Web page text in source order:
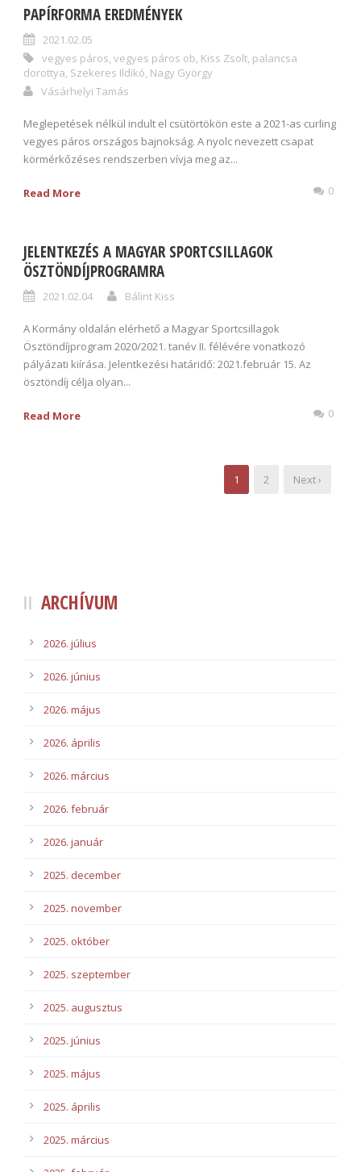
PAPÍRFORMA EREDMÉNYEK
2021.02.05
vegyes páros, vegyes páros ob, Kiss Zsolt, palancsa
dorottya, Szekeres Ildikó, Nagy György
Vásárhelyi Tamás
Meglepetések nélkül indult el csütörtökön este a 2021-as curling
vegyes páros országos bajnokság. A nyolc nevezett csapat
körmérkőzéses rendszerben vívja meg az...
Read More 0
JELENTKEZÉS A MAGYAR SPORTCSILLAGOK
ÖSZTÖNDÍJPROGRAMRA
2021.02.04 Bálint Kiss
A Kormány oldalán elérhető a Magyar Sportcsillagok
Ösztöndíjprogram 2020/2021. tanév II. félévére vonatkozó
pályázati kiírása. Jelentkezési határidő: 2021.február 15. Az
ösztöndíj célja olyan...
Read More 0
1 2 Next ›
ARCHÍVUM
2026. július
2026. június
2026. május
2026. április
2026. március
2026. február
2026. január
2025. december
2025. november
2025. október
2025. szeptember
2025. augusztus
2025. június
2025. május
2025. április
2025. március